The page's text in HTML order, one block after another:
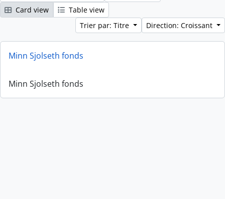
Card view
Table view
Trier par: Titre
Direction: Croissant
Minn Sjolseth fonds
Minn Sjolseth fonds